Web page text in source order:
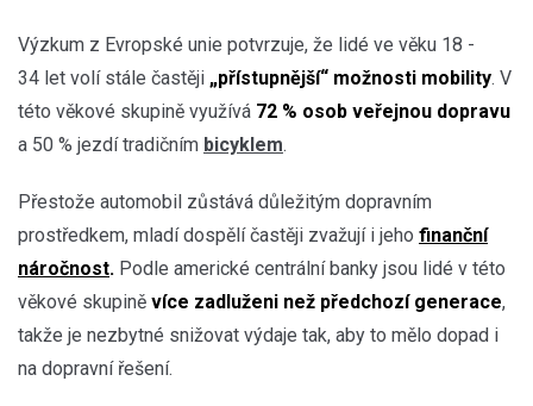
Výzkum z Evropské unie potvrzuje, že lidé ve věku 18 -
34 let volí stále častěji „přístupnější“ možnosti mobility. V
této věkové skupině využívá 72 % osob veřejnou dopravu
a 50 % jezdí tradičním bicyklem.
Přestože automobil zůstává důležitým dopravním
prostředkem, mladí dospělí častěji zvažují i jeho finanční
náročnost. Podle americké centrální banky jsou lidé v této
věkové skupině více zadluženi než předchozí generace,
takže je nezbytné snižovat výdaje tak, aby to mělo dopad i
na dopravní řešení.